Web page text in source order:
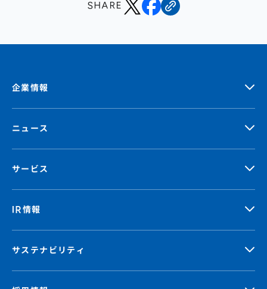
SHARE
企業情報
ニュース
サービス
IR情報
サステナビリティ